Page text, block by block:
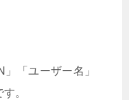
「ユーザー名」
。